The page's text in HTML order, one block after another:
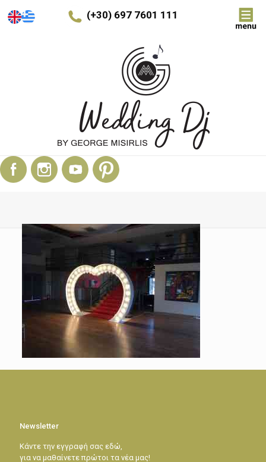
(+30) 697 7601 111
Newsletter
Κάντε την εγγραφή σας εδώ,
για να μαθαίνετε πρώτοι τα νέα μας!